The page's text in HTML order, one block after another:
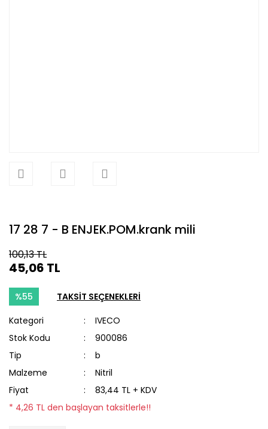
17 28 7 - B ENJEK.POM.krank mili
100,13 TL
45,06 TL
%55 TAKSİT SEÇENEKLERİ
Kategori
IVECO
Stok Kodu
900086
Tip
b
Malzeme
Nitril
Fiyat
83,44 TL + KDV
* 4,26 TL den başlayan taksitlerle!!